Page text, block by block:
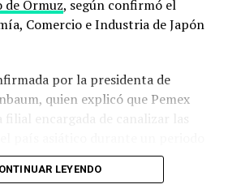
y los ataques a
las alarmas
de los últimos días ilustra el
la situación. El 31 de julio, un
con gas natural licuado catarí
sur del estrecho, frente a las
le provocó daños severos en su
de Ormuz, según confirmó el
Comercio e Industria de Japón
por la presidenta de
quien explicó que Pemex
encargada de canalizar las
sido precisado por el gobierno
LEYENDO